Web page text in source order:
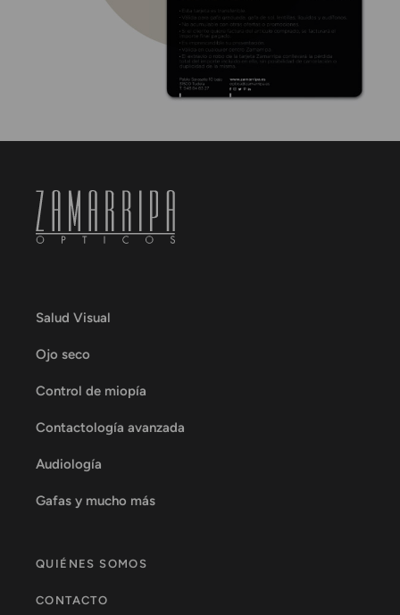
Salud Visual
Ojo seco
Control de miopía
Contactología avanzada
Audiología
Gafas y mucho más
QUIÉNES SOMOS
CONTACTO